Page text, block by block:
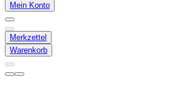
Mein Konto
Merkzettel
Warenkorb